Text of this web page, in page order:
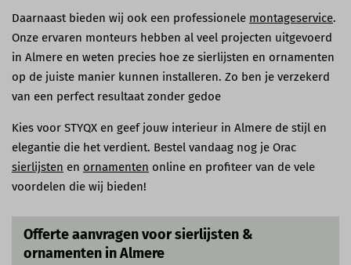
Daarnaast bieden wij ook een professionele montageservice.
Onze ervaren monteurs hebben al veel projecten uitgevoerd
in Almere en weten precies hoe ze sierlijsten en ornamenten
op de juiste manier kunnen installeren. Zo ben je verzekerd
van een perfect resultaat zonder gedoe
Kies voor STYQX en geef jouw interieur in Almere de stijl en
elegantie die het verdient. Bestel vandaag nog je Orac
sierlijsten en ornamenten online en profiteer van de vele
voordelen die wij bieden!
Offerte aanvragen voor sierlijsten &
ornamenten in Almere